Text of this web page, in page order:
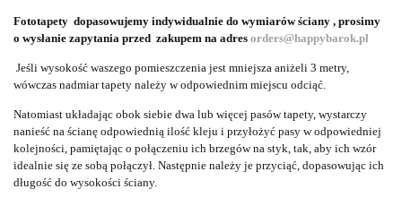
Fototapety dopasowujemy indywidualnie do wymiarów ściany , prosimy
o wysłanie zapytania przed zakupem na adres orders@happybarok.pl
Jeśli wysokość waszego pomieszczenia jest mniejsza aniżeli 3 metry,
wówczas nadmiar tapety należy w odpowiednim miejscu odciąć.
Natomiast układając obok siebie dwa lub więcej pasów tapety, wystarczy
nanieść na ścianę odpowiednią ilość kleju i przyłożyć pasy w odpowiedniej
kolejności, pamiętając o połączeniu ich brzegów na styk, tak, aby ich wzór
idealnie się ze sobą połączył. Następnie należy je przyciąć, dopasowując ich
długość do wysokości ściany.